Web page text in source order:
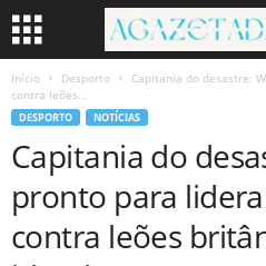
Início Desporto
Capitania do desastre:
contra leões...
DESPORTO NOTÍCIAS
Capitania do
pronto para
contra leões